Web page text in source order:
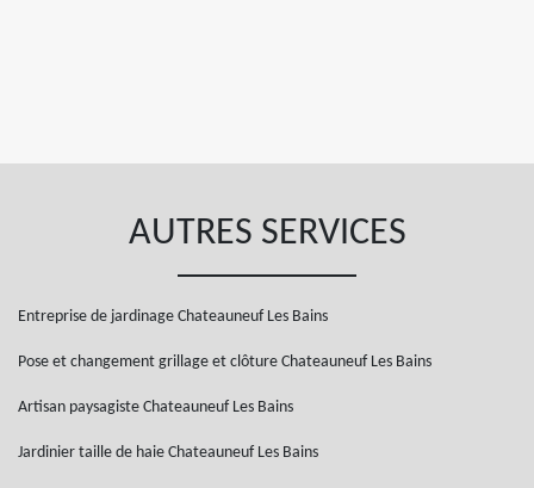
AUTRES SERVICES
Entreprise de jardinage Chateauneuf Les Bains
Pose et changement grillage et clôture Chateauneuf Les Bains
Artisan paysagiste Chateauneuf Les Bains
Jardinier taille de haie Chateauneuf Les Bains